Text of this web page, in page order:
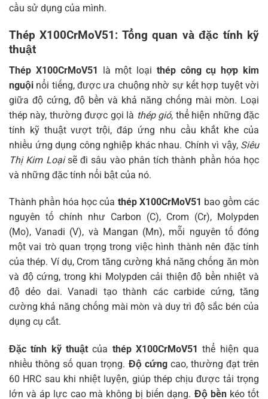
cầu sử dụng của mình.
Thép X100CrMoV51: Tổng quan và đặc tính kỹ
thuật
Thép X100CrMoV51 là một loại thép công cụ hợp kim
nguội nổi tiếng, được ưa chuộng nhờ sự kết hợp tuyệt vời
giữa độ cứng, độ bền và khả năng chống mài mòn. Loại
thép này, thường được gọi là thép gió, thể hiện những đặc
tính kỹ thuật vượt trội, đáp ứng nhu cầu khắt khe của
nhiều ứng dụng công nghiệp khác nhau. Chính vì vậy, Siêu
Thị Kim Loạisẽ đi sâu vào phân tích thành phần hóa học
và những đặc tính nổi bật của nó.
Thành phần hóa học của thép X100CrMoV51 bao gồm các
nguyên tố chính như Carbon (C), Crom (Cr), Molypden
(Mo), Vanadi (V), và Mangan (Mn), mỗi nguyên tố đóng
một vai trò quan trọng trong việc hình thành nên đặc tính
của thép. Ví dụ, Crom tăng cường khả năng chống ăn mòn
và độ cứng, trong khi Molypden cải thiện độ bền nhiệt và
độ dẻo dai. Vanadi tạo thành các carbide cứng, tăng
cường khả năng chống mài mòn và duy trì độ sắc bén của
dụng cụ cắt.
Đặc tính kỹ thuật của thép X100CrMoV51 thể hiện qua
nhiều thông số quan trọng. Độ cứngcao, thường đạt trên
60 HRC sau khi nhiệt luyện, giúp thép chịu được tải trọng
lớn và áp lực cao mà không bị biến dạng. Độ bềnkéo tốt